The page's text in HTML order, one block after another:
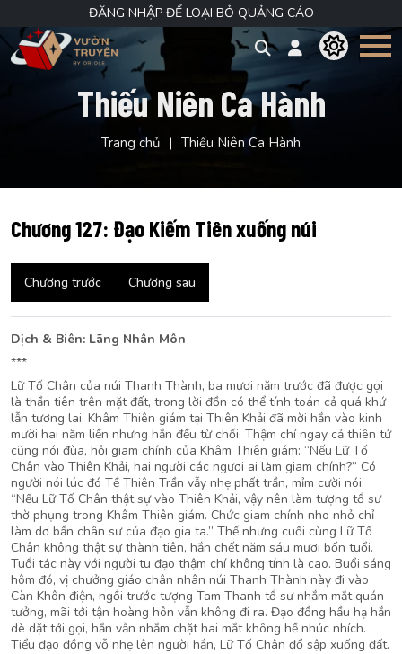
ĐĂNG NHẬP ĐỂ LOẠI BỎ QUẢNG CÁO
Thiếu Niên Ca Hành
Trang chủ Thiếu Niên Ca Hành
Chương 127: Đạo Kiếm Tiên xuống núi
Chương trước Chương sau
Dịch & Biên: Lãng Nhân Môn
***
Lữ Tố Chân của núi Thanh Thành, ba mươi năm trước đã được gọi
là thần tiên trên mặt đất, trong lời đồn có thể tính toán cả quá khứ
lẫn tương lai, Khâm Thiên giám tại Thiên Khải đã mời hắn vào kinh
mười hai năm liền nhưng hắn đều từ chối. Thậm chí ngay cả thiên tử
cũng nói đùa, hỏi giam chính của Khâm Thiên giám: “Nếu Lữ Tố
Chân vào Thiên Khải, hai người các ngươi ai làm giam chính?” Có
người nói lúc đó Tề Thiên Trần vẫy nhẹ phất trần, mỉm cười nói:
“Nếu Lữ Tố Chân thật sự vào Thiên Khải, vậy nên làm tượng tổ sư
thờ phụng trong Khâm Thiên giám. Chức giam chính nho nhỏ chỉ
làm dơ bẩn chân sư của đạo gia ta.” Thế nhưng cuối cùng Lữ Tố
Chân không thật sự thành tiên, hắn chết năm sáu mươi bốn tuổi.
Tuổi tác này với người tu đạo thậm chí không tính là cao. Buổi sáng
hôm đó, vị chưởng giáo chân nhân núi Thanh Thành này đi vào
Càn Khôn điện, ngồi trước tượng Tam Thanh tổ sư nhắm mắt quán
tưởng, mãi tới tận hoàng hôn vẫn không đi ra. Đạo đồng hầu hạ hắn
dè dặt tới gọi, hắn vẫn nhắm chặt hai mắt không hề nhúc nhích.
Tiểu đạo đồng vỗ nhẹ lên người hắn, Lữ Tố Chân đổ sập xuống đất.